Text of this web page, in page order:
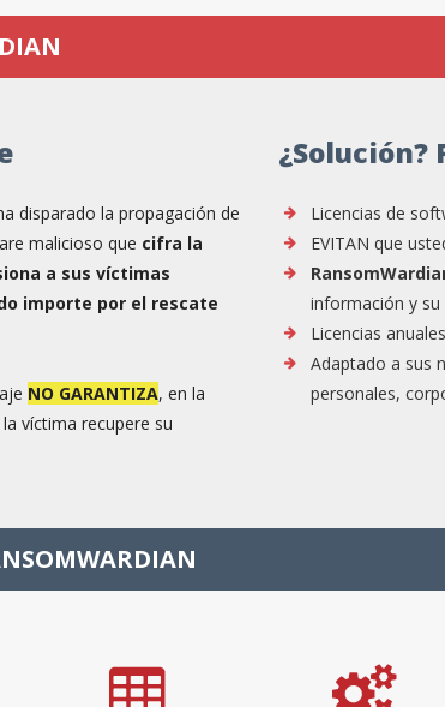
disparado la propagación de
malicioso que cifra la
a sus víctimas
importe por el rescate
NO GARANTIZA, en la
víctima recupere su
¿Solución?
Licencias de
EVITAN que
información y
Licencias
Adaptado a sus
personales,